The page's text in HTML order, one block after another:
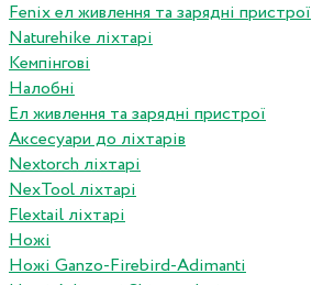
Fenix ел живлення та зарядні пристрої
Naturehike ліхтарі
Кемпінгові
Налобні
Ел живлення та зарядні пристрої
Аксесуари до ліхтарів
Nextorch ліхтарі
NexTool ліхтарі
Flextail ліхтарі
Ножі
Ножі Ganzo-Firebird-Adimanti